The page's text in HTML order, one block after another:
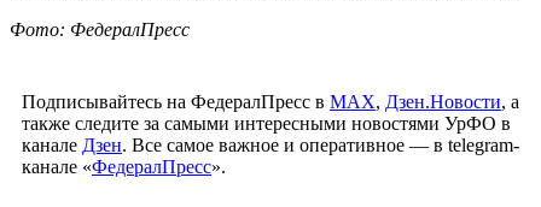
Фото: ФедералПресс
Подписывайтесь на ФедералПресс в МАХ, Дзен.Новости, а
также следите за самыми интересными новостями УрФО в
канале Дзен. Все самое важное и оперативное — в telegram-
канале «ФедералПресс».